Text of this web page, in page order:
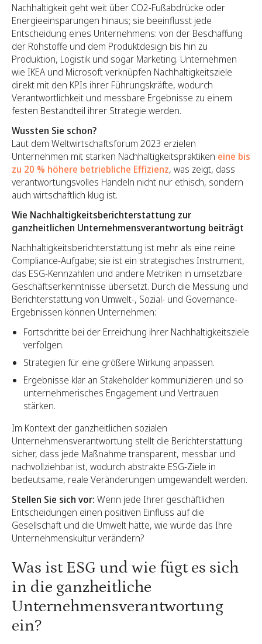
Nachhaltigkeit geht weit über CO2-Fußabdrücke oder
Energieeinsparungen hinaus; sie beeinflusst jede
Entscheidung eines Unternehmens: von der Beschaffung
der Rohstoffe und dem Produktdesign bis hin zu
Produktion, Logistik und sogar Marketing. Unternehmen
wie IKEA und Microsoft verknüpfen Nachhaltigkeitsziele
direkt mit den KPIs ihrer Führungskräfte, wodurch
Verantwortlichkeit und messbare Ergebnisse zu einem
festen Bestandteil ihrer Strategie werden.
Wussten Sie schon?
Laut dem Weltwirtschaftsforum 2023 erzielen
Unternehmen mit starken Nachhaltigkeitspraktiken eine bis
zu 20 % höhere betriebliche Effizienz, was zeigt, dass
verantwortungsvolles Handeln nicht nur ethisch, sondern
auch wirtschaftlich klug ist.
Wie Nachhaltigkeitsberichterstattung zur
ganzheitlichen Unternehmensverantwortung beiträgt
Nachhaltigkeitsberichterstattung ist mehr als eine reine
Compliance-Aufgabe; sie ist ein strategisches Instrument,
das ESG-Kennzahlen und andere Metriken in umsetzbare
Geschäftserkenntnisse übersetzt. Durch die Messung und
Berichterstattung von Umwelt-, Sozial- und Governance-
Ergebnissen können Unternehmen:
Fortschritte bei der Erreichung ihrer Nachhaltigkeitsziele
verfolgen.
Strategien für eine größere Wirkung anpassen.
Ergebnisse klar an Stakeholder kommunizieren und so
unternehmerisches Engagement und Vertrauen
stärken.
Im Kontext der ganzheitlichen sozialen
Unternehmensverantwortung stellt die Berichterstattung
sicher, dass jede Maßnahme transparent, messbar und
nachvollziehbar ist, wodurch abstrakte ESG-Ziele in
bedeutsame, reale Veränderungen umgewandelt werden.
Stellen Sie sich vor: Wenn jede Ihrer geschäftlichen
Entscheidungen einen positiven Einfluss auf die
Gesellschaft und die Umwelt hätte, wie würde das Ihre
Unternehmenskultur verändern?
Was ist ESG und wie fügt es sich
in die ganzheitliche
Unternehmensverantwortung
ein?